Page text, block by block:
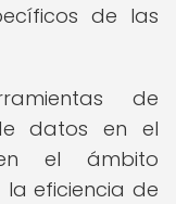
de las
de
datos en el
el ámbito
eficiencia de